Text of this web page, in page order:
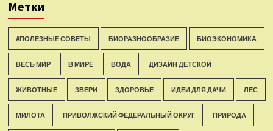
Метки
#ПОЛЕЗНЫЕ СОВЕТЫ БИОРАЗНООБРАЗИЕ БИОЭКОНОМИКА
ВЕСЬ МИР В МИРЕ ВОДА ДИЗАЙН ДЕТСКОЙ
ЖИВОТНЫЕ ЗВЕРИ ЗДОРОВЬЕ ИДЕИ ДЛЯ ДАЧИ ЛЕС
МИЛОТА ПРИВОЛЖСКИЙ ФЕДЕРАЛЬНЫЙ ОКРУГ ПРИРОДА